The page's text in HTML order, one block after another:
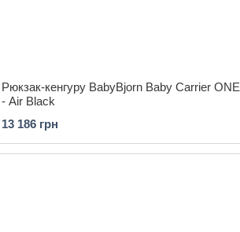
Рюкзак-кенгуру BabyBjorn Baby Carrier ONE
- Air Black
13 186 грн